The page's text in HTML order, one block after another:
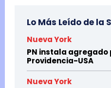
Lo Más Leído de la
Nueva York
PN instala
Providencia-USA
Nueva York